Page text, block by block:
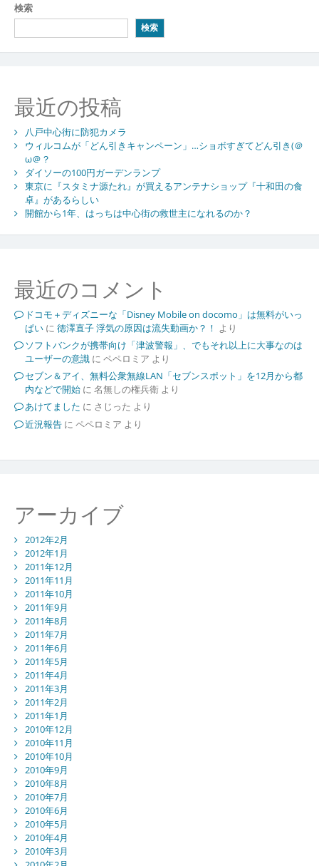
検索
検索
最近の投稿
八戸中心街に防犯カメラ
ウィルコムが「どん引きキャンペーン」…ショボすぎてどん引き(＠
ω＠？
ダイソーの100円ガーデンランプ
東京に『スタミナ源たれ』が買えるアンテナショップ『十和田の食
卓』があるらしい
開館から1年、はっちは中心街の救世主になれるのか？
最近のコメント
ドコモ＋ディズニーな「Disney Mobile on docomo」は無料がいっ
ぱいに 徳澤直子 浮気の原因は流失動画か？！ より
ソフトバンクが携帯向け「津波警報」、でもそれ以上に大事なのは
ユーザーの意識に ペペロミア より
セブン＆アイ、無料公衆無線LAN「セブンスポット」を12月から都
内などで開始に 名無しの権兵衛より
あけてました に さじった より
近況報告に ペペロミア より
アーカイブ
2012年2月
2012年1月
2011年12月
2011年11月
2011年10月
2011年9月
2011年8月
2011年7月
2011年6月
2011年5月
2011年4月
2011年3月
2011年2月
2011年1月
2010年12月
2010年11月
2010年10月
2010年9月
2010年8月
2010年7月
2010年6月
2010年5月
2010年4月
2010年3月